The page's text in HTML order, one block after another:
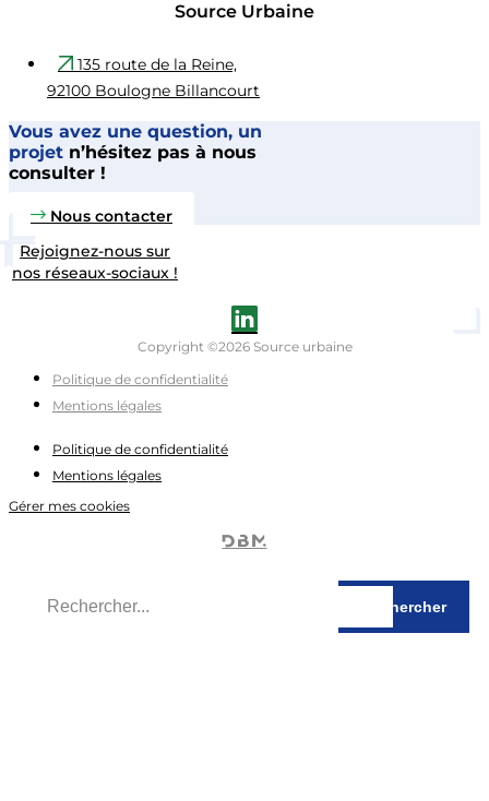
Source Urbaine
135 route de la Reine,
92100 Boulogne Billancourt
Vous avez une question, un
projet n’hésitez pas à nous
consulter !
Nous contacter
Rejoignez-nous sur
nos réseaux-sociaux !
Copyright ©2026 Source urbaine
Politique de confidentialité
Mentions légales
Politique de confidentialité
Mentions légales
Gérer mes cookies
Rechercher